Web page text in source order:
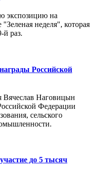
экспозицию на
неделя", которая
й раз.
Российской
Вячеслав Наговицын
Федерации
сельского
до 5 тысяч